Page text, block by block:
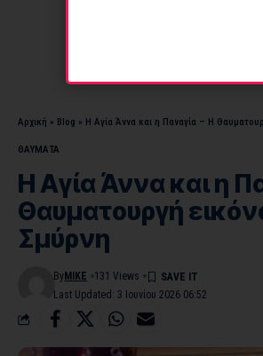
Αρχική » Blog » H Αγία Άννα και η Παναγία – Η
ΘΑΥΜΑΤΑ
H Αγία Άννα και η
Θαυματουργή
Σμύρνη
Last Updated: 3 Ιουνίου 2026 06:52
By MIKE 131 Views